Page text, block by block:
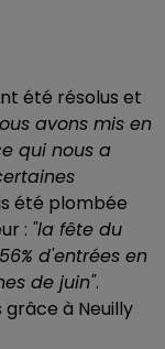
été résolus et
avons mis en
qui nous a
été plombée
: "la fête du
d'entrées en
de juin".
à Neuilly